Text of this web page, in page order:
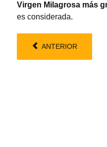
Virgen Milagrosa más
es considerada.
ANTERIOR